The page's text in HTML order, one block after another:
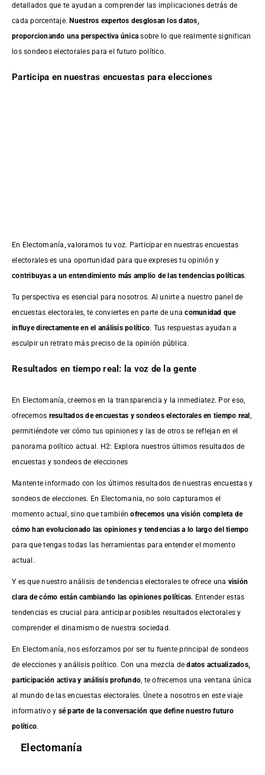
detallados que te ayudan a comprender las implicaciones detrás de
cada porcentaje.Nuestros expertos desglosan los datos,
proporcionando una perspectiva única sobre lo que realmente significan
los sondeos electorales para el futuro político.
Participa en nuestras encuestas para elecciones
En Electomanía, valoramos tu voz. Participar en nuestras encuestas
electorales es una oportunidad para que expreses tu opinión y
contribuyas a un entendimiento más amplio de las tendencias políticas.
Tu perspectiva es esencial para nosotros. Al unirte a nuestro panel de
encuestas electorales, te conviertes en parte de unacomunidad que
influye directamente en el análisis político. Tus respuestas ayudan a
esculpir un retrato más preciso de la opinión pública.
Resultados en tiempo real: la voz de la gente
En Electomanía, creemos en la transparencia y la inmediatez. Por eso,
ofrecemos resultados deencuestas y sondeos electorales en tiempo real
permitiéndote ver cómo tus opiniones y las de otros se reflejan en el
panorama político actual. H2: Explora nuestros últimos resultados de
encuestas y sondeos de elecciones
Mantente informado con los últimos resultados de nuestras encuestasy
sondeos de elecciones. En Electomania, no solo capturamos el
momento actual, sino que tambiénofrecemos una visión completa de
cómo han evolucionado las opiniones y tendencias a lo largo del tiempo
para que tengas todas las herramientas para entender el momento
actual.
Y es que nuestro análisis de tendencias electorales te ofrece una visión
clara de cómo están cambiando las opiniones políticas. Entender estas
tendencias es crucial para anticipar posibles resultados electorales y
comprender el dinamismo de nuestra sociedad.
En Electomanía, nos esforzamos por ser tu fuente principal de sondeos
de elecciones y análisis político. Con una mezcla dedatos actualizados,
participación activa y análisis profundo , te ofrecemos una ventana única
al mundo de las encuestas electorales. Únete a nosotros en este viaje
informativo y sé parte de la conversación que define nuestro futuro
político.
Electomanía